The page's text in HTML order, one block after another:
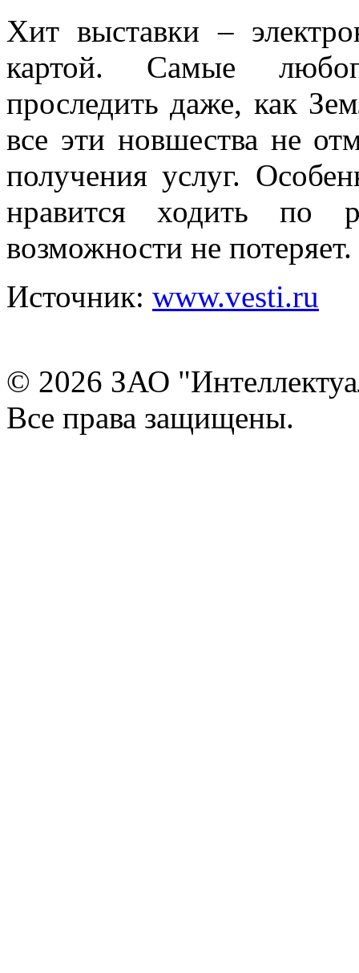
Хит выставки –
картой. Самые
проследить даже, как
все эти новшества не
получения услуг.
нравится ходить по
возможности не потеряет.
Источник: www.vesti.ru
© 2026 ЗАО
Все права защищены.